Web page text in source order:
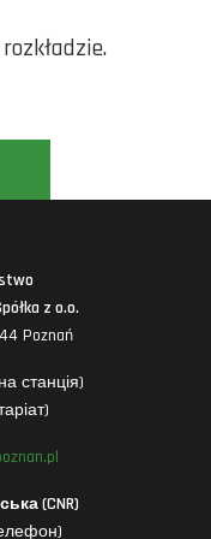
z o.o.
Poznań
станція)
(CNR)